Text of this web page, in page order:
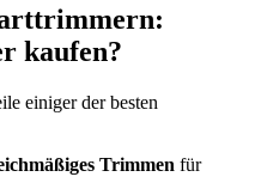
kaufen?
einiger der besten
Trimmen für